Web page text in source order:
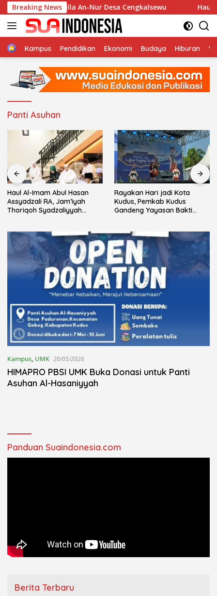
Langsung
ke
konten
Breaking News
di Musholla An-Nur Desa Cengkalsewu Haul Al-
HomeKampus Pendidikan Ekonomi Budaya Hiburan
Panti Asuhan
Haul Al-Imam Abul Hasan
Assyadzali RA, Jam’iyah
Thoriqoh Syadzaliyyah
Rayakan Hari jadi Kota
Kudus, Pemkab Kudus
Gandeng Yayasan Bakti
Kampus UMK 20/05/2026
HIMAPRO PBSI UMK Buka Donasi untuk Panti
Asuhan Al-Hasaniyyah
Panduan Suaindonesia.com
Berita Terbaru